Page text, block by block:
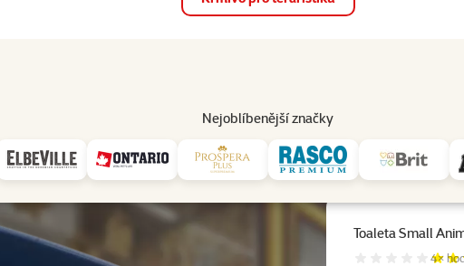
Nejoblíbenější značky
Prodejny Služby
Small Animal rohová 49,4x33,5x26,2cm
Toaleta Small
4×